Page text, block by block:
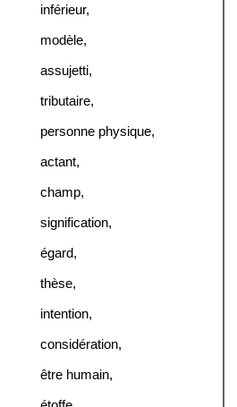
inférieur,
modèle,
assujetti,
tributaire,
personne physique,
actant,
champ,
signification,
égard,
thèse,
intention,
considération,
être humain,